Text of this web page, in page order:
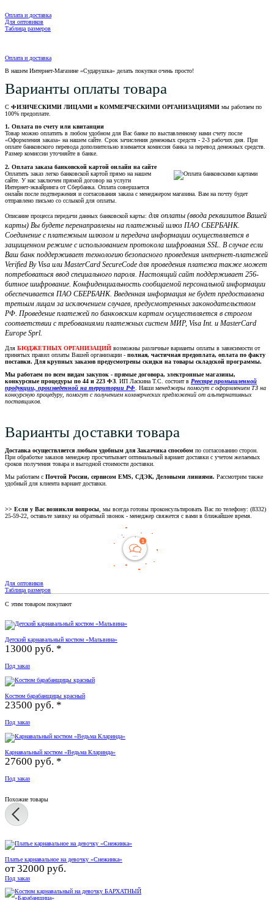
Оплата и доставка
Для оптовиков
Таблица размеров
Оплата и доставка
В нашем Интернет-Магазине «Сударушка» делать покупки очень просто!
Варианты оплаты товара
С ФИЗИЧЕСКИМИ ЛИЦАМИ и КОММЕРЧЕСКИМИ ОРГАНИЗАЦИЯМИ мы работаем по
100% предоплате.
1. Оплата по счету или квитанции
Товар можно оплатить в любом удобном для Вас банке по выставленному нами счету после
«Оформления заказа» на нашем сайте. Срок зачисления денежных средств - 2-3 рабочих дня. При
оплате банковского перевода дополнительно взимается комиссия банка за перевод денежных средств.
Размер комиссии уточняйте в банке.
2. Оплата заказа банковской картой онлайн на сайте
Оплатить заказ легко банковской картой прямо на нашем
сайте. У нас заключен прямой договор на услуги
Интернет-эквайринга от Сбербанка. Оплата совершается
онлайн после подтвержения и согласования заказа с менеджером магазина. Вам на почту будет
отправлено письмо со сслыкой для оплаты.
Описание процесса передачи данных банковской карты: для оплаты (ввода реквизитов Вашей
карты) Вы будете перенаправлены на платежный шлюз ПАО СБЕРБАНК.
Соединение с платежным шлюзом и передача информации осуществляется в
защищенном режиме с использованием протокола шифрования SSL. В случае если
Ваш банк поддерживает технологию безопасного проведения интернет-платежей
Verified By Visa или MasterCard SecureCode для проведения платежа также может
потребоваться ввод специального пароля. Настоящий сайт поддерживает 256-
битное шифрование. Конфиденциальность сообщаемой персональной информации
обеспечивается ПАО СБЕРБАНК. Введенная информация не будет предоставлена
третьим лицам за исключением случаев, предусмотренных законодательством
РФ. Проведение платежей по банковским картам осуществляется в строгом
соответствии с требованиями платежных систем МИР, Visa Int. и MasterCard
Europe Sprl.
Для БЮДЖЕТНЫХ ОРГАНИЗАЦИЙ возможны различные варианты оплаты в зависимости от
принятых правил оплаты Вашей организации - полная, частичная предоплата, оплата по факту
поставки. Для крупных заказов предусмотрены скидки на товары складской программы.
Мы работаем по всем видам закупок - прямые договора, электронные магазины,
конкурсные процедуры по 44 и 223 ФЗ. ИП Ласкина Т.С. состоит в Реестре промышленной
продукции, произведенной на территории РФ. Наши менеджеры помогут с оформлением ТЗ на
конкурсную процедуру, помогут с получением коммерческих предложений от альтернативных
поставщиков.
Варианты доставки товара
Доставка осуществляется любым удобным для Заказчика способом по согласованию сторон.
При обработке заказов менеджер просчитывает оптимальный вариант доставки с учетом желаемых
сроков получения товара и выгодной стоимости доставки.
Мы работаем с Почтой России, сервисом EMS, СДЭК, Деловыми линиями. Рассмотрим также
удобный для клиента вариант доставки.
>> Если у Вас возникли вопросы, мы всегда готовы проконсультировать Вас по телефону: (8332)
25-59-22, оставьте заявку на обратный звонок - менеджер свяжется с вами в ближайшее время.
Для оптовиков
Таблица размеров
С этим товаром покупают
Детский карнавальный костюм «Мальвина»
13000 руб. *
Под заказ
Костюм барабанщицы красный
23500 руб. *
Под заказ
Карнавальный костюм «Ведьма Кларинда»
27600 руб. *
Под заказ
Похожие товары
Платье карнавальное на девочку «Снежинка»
от32000 руб.
Под заказ